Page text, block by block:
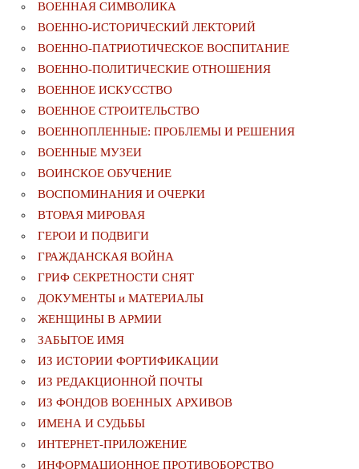
ВОЕННАЯ СИМВОЛИКА
ВОЕННО-ИСТОРИЧЕСКИЙ ЛЕКТОРИЙ
ВОЕННО-ПАТРИОТИЧЕСКОЕ ВОСПИТАНИЕ
ВОЕННО-ПОЛИТИЧЕСКИE ОТНОШЕНИЯ
ВОЕННОЕ ИСКУССТВО
ВОЕННОЕ СТРОИТЕЛЬСТВО
ВОЕННОПЛЕННЫЕ: ПРОБЛЕМЫ И РЕШЕНИЯ
ВОЕННЫЕ МУЗЕИ
ВОИНСКОЕ ОБУЧЕНИЕ
ВОСПОМИНАНИЯ И ОЧЕРКИ
ВТОРАЯ МИРОВАЯ
ГЕРОИ И ПОДВИГИ
ГРАЖДАНСКАЯ ВОЙНА
ГРИФ СЕКРЕТНОСТИ СНЯТ
ДОКУМЕНТЫ и МАТЕРИАЛЫ
ЖЕНЩИНЫ В АРМИИ
ЗАБЫТОЕ ИМЯ
ИЗ ИСТОРИИ ФОРТИФИКАЦИИ
ИЗ РЕДАКЦИОННОЙ ПОЧТЫ
ИЗ ФОНДОВ ВОЕННЫХ АРХИВОВ
ИМЕНА И СУДЬБЫ
ИНТЕРНЕТ-ПРИЛОЖЕНИЕ
ИНФОРМАЦИОННОЕ ПРОТИВОБОРСТВО